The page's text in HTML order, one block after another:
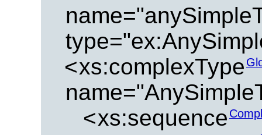
<xs:complexType
<xs:sequence